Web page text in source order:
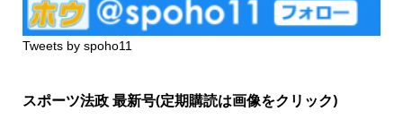
Tweets by spoho11
スポーツ法政 最新号(定期購読は画像をクリック)